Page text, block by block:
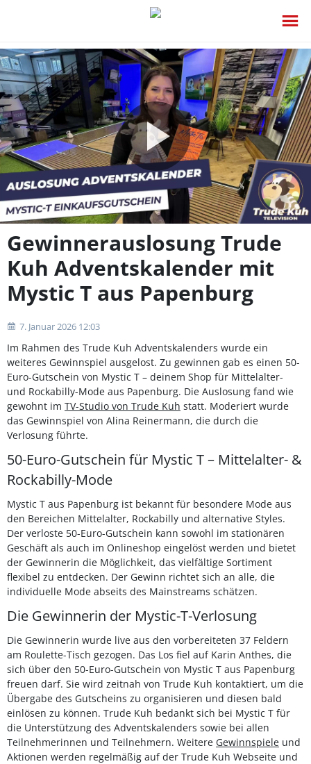
Video
Gewinnerauslosung Trude
Kuh Adventskalender mit
Mystic T aus Papenburg
7. Januar 2026 12:03
Im Rahmen des Trude Kuh Adventskalenders wurde ein
weiteres Gewinnspiel ausgelost. Zu gewinnen gab es einen 50-
Euro-Gutschein von Mystic T – deinem Shop für Mittelalter-
und Rockabilly-Mode aus Papenburg. Die Auslosung fand wie
gewohnt im TV-Studio von Trude Kuh statt. Moderiert wurde
das Gewinnspiel von Alina Reinermann, die durch die
Verlosung führte.
50-Euro-Gutschein für Mystic T – Mittelalter- &
Rockabilly-Mode
Mystic T aus Papenburg ist bekannt für besondere Mode aus
den Bereichen Mittelalter, Rockabilly und alternative Styles.
Der verloste 50-Euro-Gutschein kann sowohl im stationären
Geschäft als auch im Onlineshop eingelöst werden und bietet
der Gewinnerin die Möglichkeit, das vielfältige Sortiment
flexibel zu entdecken. Der Gewinn richtet sich an alle, die
individuelle Mode abseits des Mainstreams schätzen.
Die Gewinnerin der Mystic-T-Verlosung
Die Gewinnerin wurde live aus den vorbereiteten 37 Feldern
am Roulette-Tisch gezogen. Das Los fiel auf Karin Anthes, die
sich über den 50-Euro-Gutschein von Mystic T aus Papenburg
freuen darf. Sie wird zeitnah von Trude Kuh kontaktiert, um die
Übergabe des Gutscheins zu organisieren und diesen bald
einlösen zu können. Trude Kuh bedankt sich bei Mystic T für
die Unterstützung des Adventskalenders sowie bei allen
Teilnehmerinnen und Teilnehmern. Weitere Gewinnspiele und
Aktionen werden regelmäßig auf der Trude Kuh Webseite und